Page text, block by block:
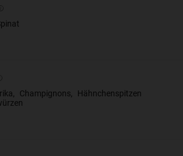
Champignons, Hähnchenspitzen